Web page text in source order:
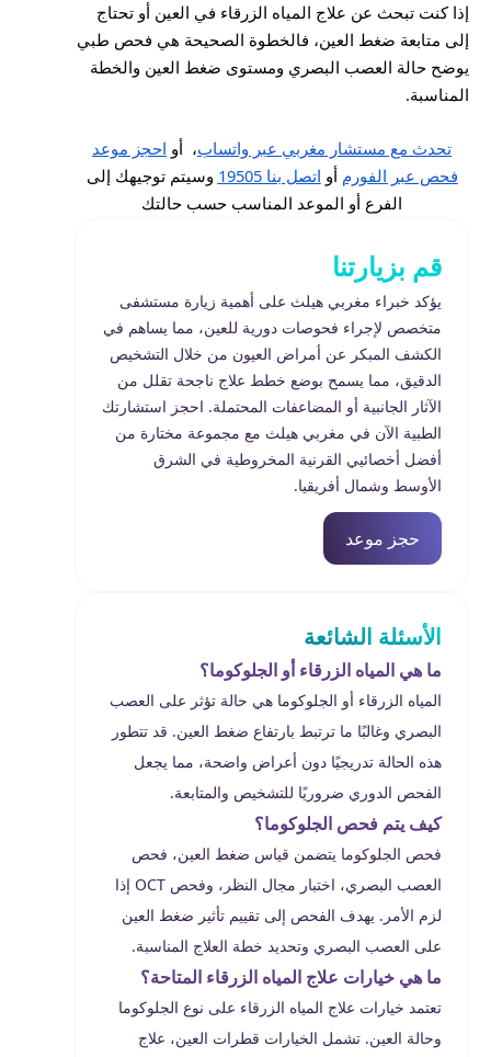
إذا كنت تبحث عن علاج المياه الزرقاء في العين أو تحتاج
إلى متابعة ضغط العين، فالخطوة الصحيحة هي فحص طبي
يوضح حالة العصب البصري ومستوى ضغط العين والخطة
المناسبة.
تحدث مع مستشار مغربي عبر واتساب، أو احجز موعد
فحص عبر الفورم أو اتصل بنا 19505
وسيتم توجيهك إلى
الفرع أو الموعد المناسب حسب حالتك
قم بزيارتنا
يؤكد خبراء مغربي هيلث على أهمية زيارة مستشفى
متخصص لإجراء فحوصات دورية للعين، مما يساهم في
الكشف المبكر عن أمراض العيون من خلال التشخيص
الدقيق، مما يسمح بوضع خطط علاج ناجحة تقلل من
الآثار الجانبية أو المضاعفات المحتملة. احجز استشارتك
الطبية الآن في مغربي هيلث مع مجموعة مختارة من
أفضل أخصائيي القرنية المخروطية في الشرق
الأوسط وشمال أفريقيا.
حجز موعد
الأسئلة الشائعة
ما هي المياه الزرقاء أو الجلوكوما؟
المياه الزرقاء أو الجلوكوما هي حالة تؤثر على العصب
البصري وغالبًا ما ترتبط بارتفاع ضغط العين. قد تتطور
هذه الحالة تدريجيًا دون أعراض واضحة، مما يجعل
الفحص الدوري ضروريًا للتشخيص والمتابعة.
كيف يتم فحص الجلوكوما؟
فحص الجلوكوما يتضمن قياس ضغط العين، فحص
العصب البصري، اختبار مجال النظر، وفحص OCT إذا
لزم الأمر. يهدف الفحص إلى تقييم تأثير ضغط العين
على العصب البصري وتحديد خطة العلاج المناسبة.
ما هي خيارات علاج المياه الزرقاء المتاحة؟
تعتمد خيارات علاج المياه الزرقاء على نوع الجلوكوما
وحالة العين. تشمل الخيارات قطرات العين، علاج